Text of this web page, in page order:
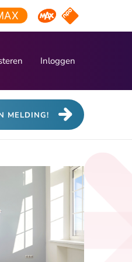
Omroep MAX
NPO Start
Inloggen
MELDING!